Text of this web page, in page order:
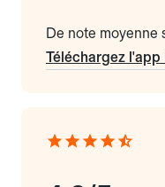
De note moyenne
Téléchargez l'app